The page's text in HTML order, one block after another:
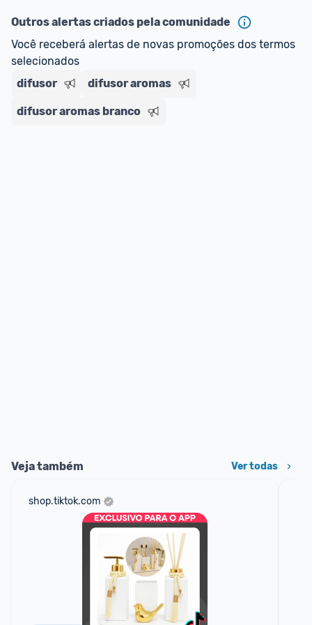
Outros alertas criados pela comunidade
Você receberá alertas de novas promoções dos termos
selecionados
difusor
difusor aromas
difusor aromas branco
Veja também Ver todas
shop.tiktok.com